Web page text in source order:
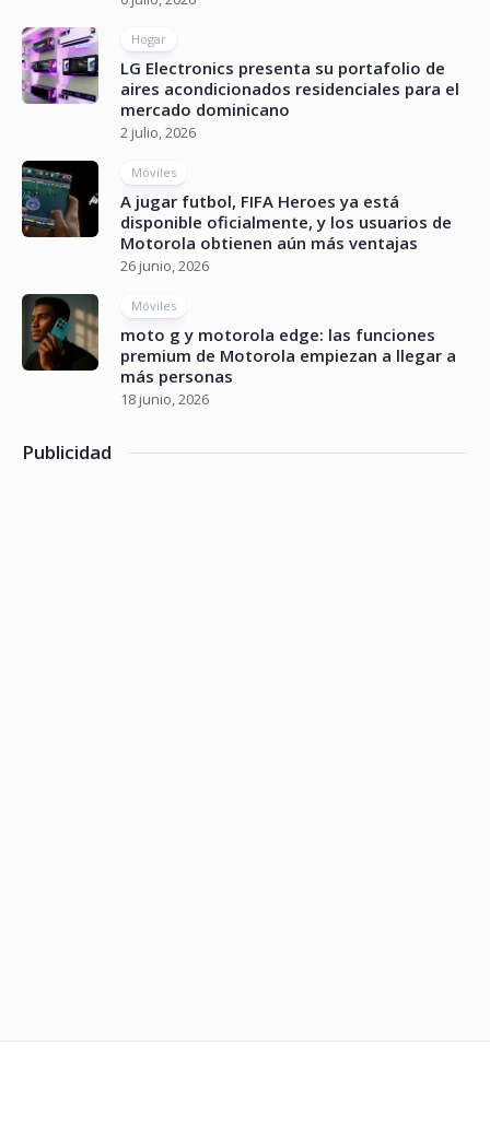
Hogar
LG Electronics presenta su portafolio de
aires acondicionados residenciales para el
mercado dominicano
2 julio, 2026
Móviles
A jugar futbol, FIFA Heroes ya está
disponible oficialmente, y los usuarios de
Motorola obtienen aún más ventajas
26 junio, 2026
Móviles
moto g y motorola edge: las funciones
premium de Motorola empiezan a llegar a
más personas
18 junio, 2026
Publicidad